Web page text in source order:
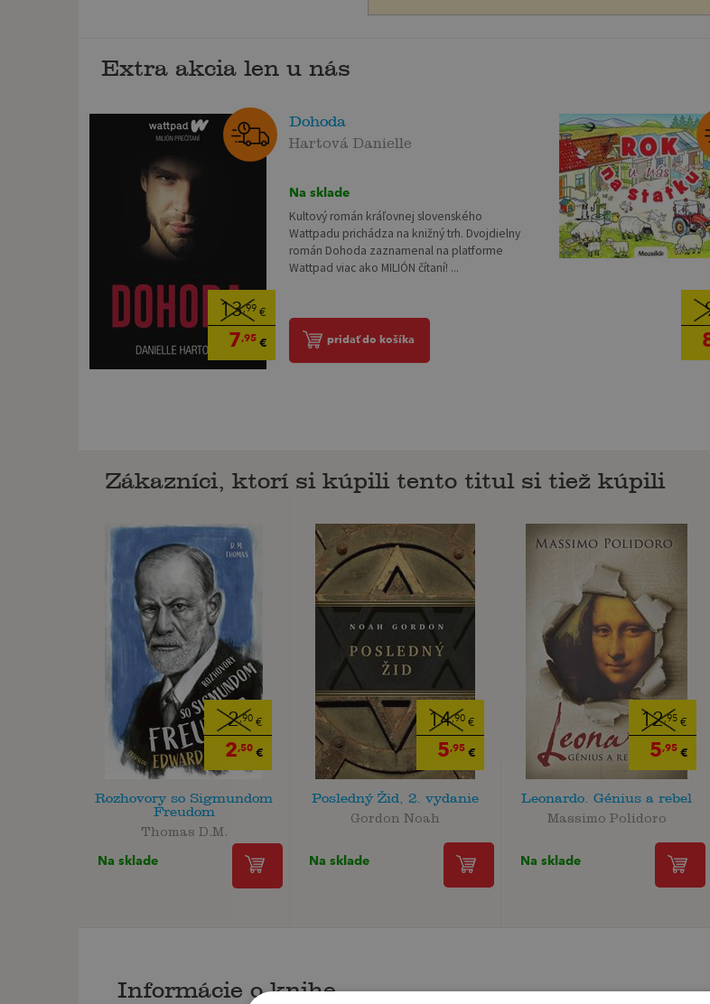
Extra akcia len u nás
13,99 €
7,95€
Dohoda
Hartová Danielle
Na sklade
Kultový román kráľovnej slovenského
Wattpadu prichádza na knižný trh. Dvojdielny
román Dohoda zaznamenal na platforme
Wattpad viac ako MILIÓN čítaní! ...
pridať do košíka
Zákazníci, ktorí si kúpili tento titul si tiež kúpili
2,90€
2,50€
Rozhovory so Sigmundom
Freudom
Thomas D.M.
Na sklade
14,90€
5,95€
Posledný Žid, 2. vydanie
Gordon Noah
Na sklade
12,95€
5,95€
Leonardo. Génius a rebel
Massimo Polidoro
Na sklade
Informácie o knihe